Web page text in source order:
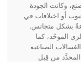
وكانت الجودة
أو اختلافات في
بشكل متجانس.
الموحّد، كما
الصناعية
من قِبل